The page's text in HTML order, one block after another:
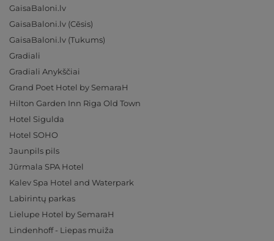
GaisaBaloni.lv
GaisaBaloni.lv (Cēsis)
GaisaBaloni.lv (Tukums)
Gradiali
Gradiali Anykščiai
Grand Poet Hotel by SemaraH
Hilton Garden Inn Riga Old Town
Hotel Sigulda
Hotel SOHO
Jaunpils pils
Jūrmala SPA Hotel
Kalev Spa Hotel and Waterpark
Labirintų parkas
Lielupe Hotel by SemaraH
Lindenhoff - Liepas muiža